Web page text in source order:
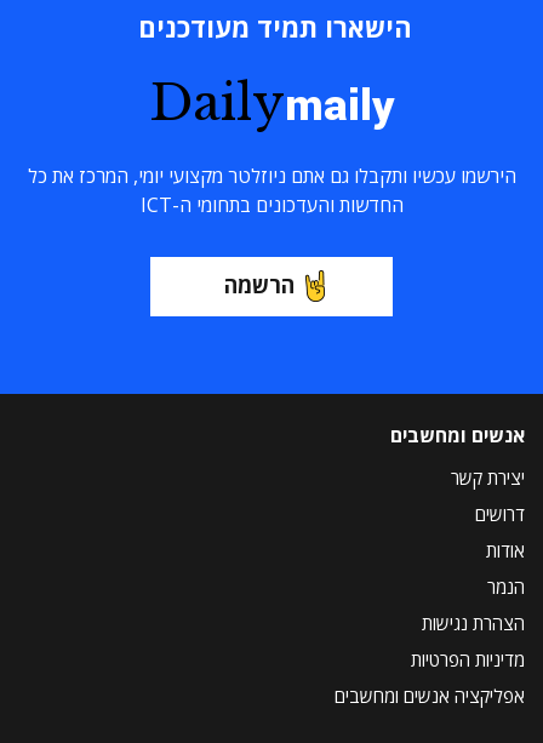
הישארו תמיד מעודכנים
Dailymaily
הירשמו עכשיו ותקבלו גם אתם ניוזלטר מקצועי יומי, המרכז את כל
החדשות והעדכונים בתחומי ה-ICT
הרשמה
אנשים ומחשבים
יצירת קשר
דרושים
אודות
הנמר
הצהרת נגישות
מדיניות הפרטיות
אפליקציה אנשים ומחשבים